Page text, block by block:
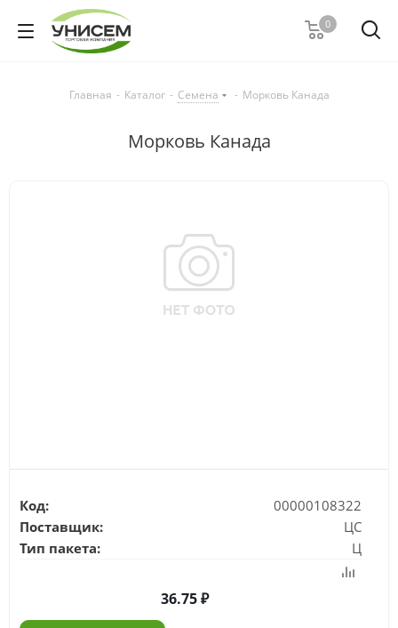
0
Главная - Каталог - Семена - Морковь Канада
Морковь Канада
Код:
00000108322
Поставщик:
ЦС
Тип пакета:
Ц
36.75